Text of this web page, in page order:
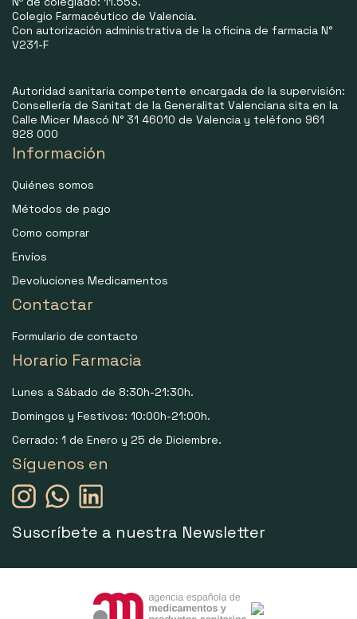
Colegio Farmacéutico de Valencia.
Con autorización administrativa de la oficina de farmacia N°
V231-F
Autoridad sanitaria competente encargada de la supervisión:
Consellería de Sanitat de la Generalitat Valenciana sita en la
Calle Micer Mascó N° 31 46010 de Valencia y teléfono 961
928 000
Información
Quiénes somos
Métodos de pago
Como comprar
Envíos
Devoluciones Medicamentos
Contactar
Formulario de contacto
Horario Farmacia
Lunes a Sábado de 8:30h-21:30h.
Domingos y Festivos: 10:00h-21:00h.
Cerrado: 1 de Enero y 25 de Diciembre.
Síguenos en
Suscríbete a nuestra Newsletter